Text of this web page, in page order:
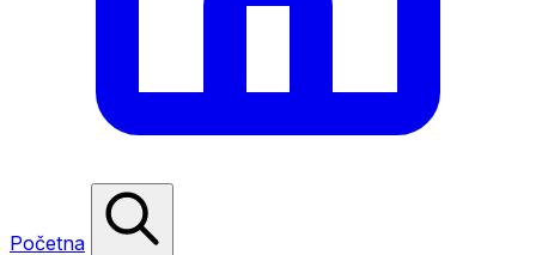
Početna